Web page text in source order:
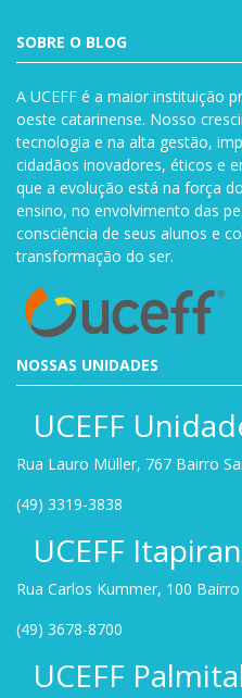
SOBRE O BLOG
A UCEFF é a maior instituição
oeste catarinense. Nosso
tecnologia e na alta gestão,
cidadãos inovadores, éticos e
que a evolução está na força
ensino, no envolvimento das
consciência de seus alunos e
transformação do ser.
NOSSAS UNIDADES
UCEFF
Rua Lauro Müller, 767 Bairro
(49) 3319-3838
UCEFF
Rua Carlos Kummer, 100
(49) 3678-8700
UCEFF